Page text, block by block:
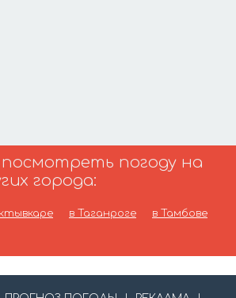
посмотреть погоду на
города:
в Таганроге
в Тамбове